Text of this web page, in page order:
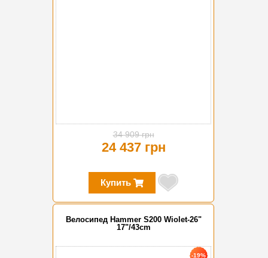
34 909 грн
24 437 грн
Купить
Велосипед Hammer S200 Wiolet-26"
17"/43cm
-19%